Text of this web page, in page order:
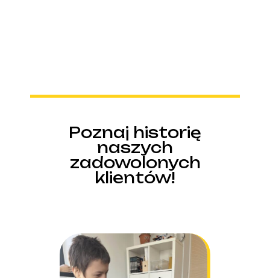
Poznaj historię
naszych
zadowolonych
klientów!